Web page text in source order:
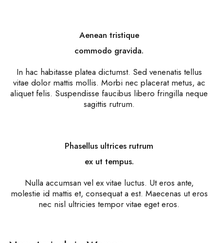
Aenean tristique
commodo gravida.
In hac habitasse platea dictumst. Sed venenatis tellus
vitae dolor mattis mollis. Morbi nec placerat metus, ac
aliquet felis. Suspendisse faucibus libero fringilla neque
sagittis rutrum.
Phasellus ultrices rutrum
ex ut tempus.
Nulla accumsan vel ex vitae luctus. Ut eros ante,
molestie id mattis et, consequat a est. Maecenas ut eros
nec nisl ultricies tempor vitae eget eros.